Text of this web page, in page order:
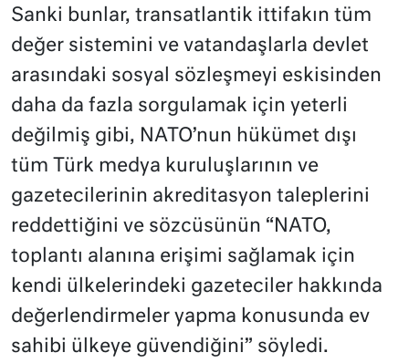
Sanki bunlar, transatlantik ittifakın tüm
değer sistemini ve vatandaşlarla devlet
arasındaki sosyal sözleşmeyi eskisinden
daha da fazla sorgulamak için yeterli
değilmiş gibi, NATO’nun hükümet dışı
tüm Türk medya kuruluşlarının ve
gazetecilerinin akreditasyon taleplerini
reddettiğini ve sözcüsünün “NATO,
toplantı alanına erişimi sağlamak için
kendi ülkelerindeki gazeteciler hakkında
değerlendirmeler yapma konusunda ev
sahibi ülkeye güvendiğini” söyledi.